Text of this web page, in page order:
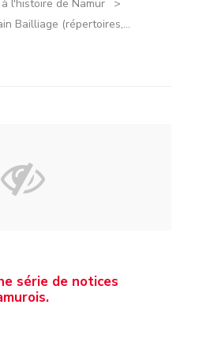
l'histoire de Namur
Bailliage (répertoires,...
série de notices